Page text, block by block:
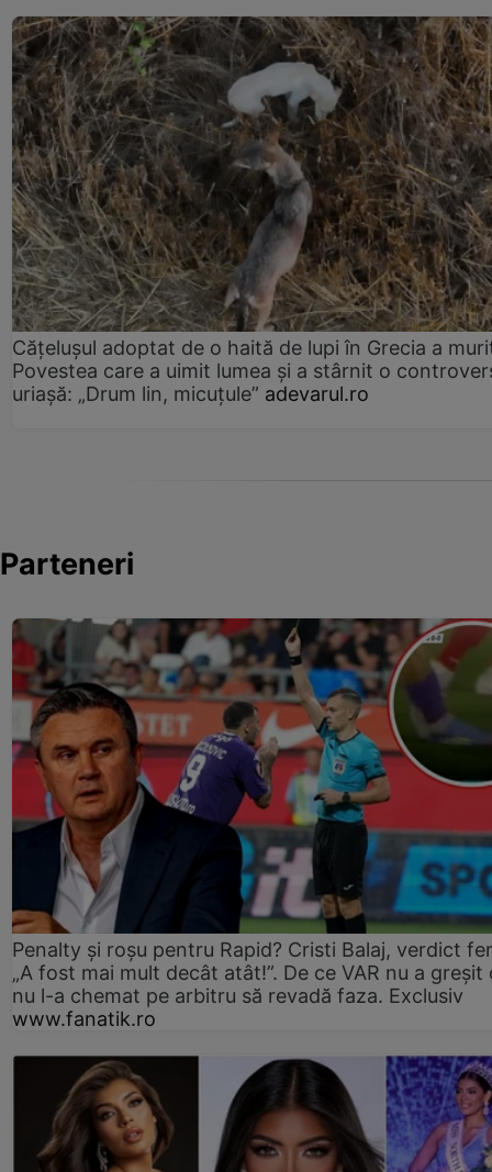
Cățelușul adoptat de o haită de lupi în Grecia a
Povestea care a uimit lumea și a stârnit o
uriașă: „Drum lin, micuțule” adevarul.ro
Parteneri
Penalty și roșu pentru Rapid? Cristi Balaj, verdict
„A fost mai mult decât atât!”. De ce VAR nu a greșit
nu l-a chemat pe arbitru să revadă faza. Exclusiv
www.fanatik.ro